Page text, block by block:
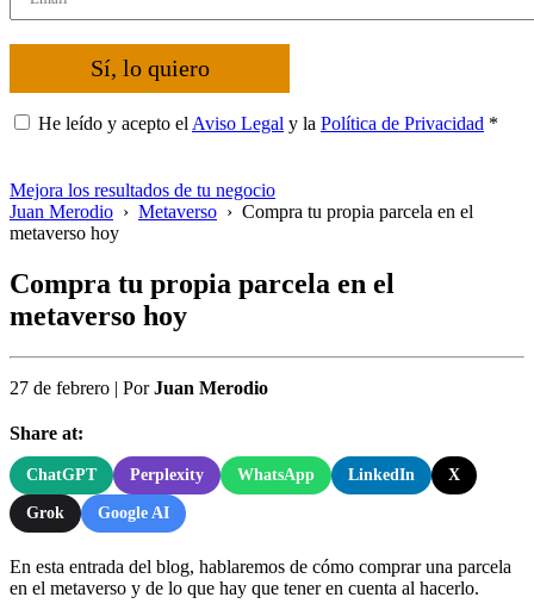
Sí, lo quiero
He leído y acepto el Aviso Legal y la Política de Privacidad *
Mejora los resultados de tu negocio
Juan Merodio › Metaverso › Compra tu propia parcela en el
metaverso hoy
Compra tu propia parcela en el
metaverso hoy
27 de febrero | PorJuan Merodio
Share at:
ChatGPT Perplexity WhatsApp LinkedIn X
Grok Google AI
En esta entrada del blog, hablaremos de cómo comprar una parcela
en el metaverso y de lo que hay que tener en cuenta al hacerlo.